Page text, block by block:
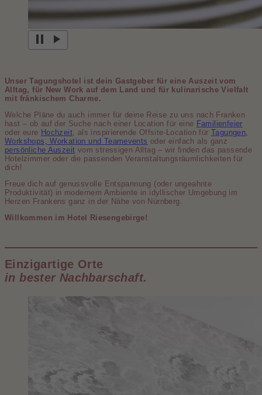
Unser Tagungshotel ist dein Gastgeber für eine Auszeit vom
Alltag, für New Work auf dem Land und für kulina­rische Vielfalt
mit fränki­schem Charme.
Welche Pläne du auch immer für deine Reise zu uns nach Franken
hast – ob auf der Suche nach einer Location für eine Familienfeier
oder eure Hochzeit , als inspirierende Offsite-Location fürTagungen,
Workshops, Workation und Teamevents oder einfach als ganz
persönliche Auszeit vom stressigen Alltag – wir finden das passende
Hotel­zimmer oder die passenden Veranstaltungs­räumlichkeiten für
dich!
Freue dich auf genuss­volle Entspannung (oder ungeahnte
Produktivität) in modernem Ambiente in idyllischer Umgebung im
Herzen Frankens ganz in der Nähe von Nürnberg.
Willkommen im Hotel Riesengebirge!
Einzigartige Orte
in bester Nachbarschaft.